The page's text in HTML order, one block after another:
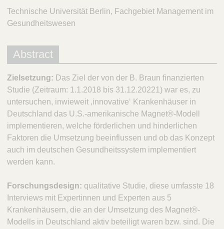
Technische Universität Berlin, Fachgebiet Management im
Gesundheitswesen
Abstract
Zielsetzung: Das Ziel der von der B. Braun finanzierten
Studie (Zeitraum: 1.1.2018 bis 31.12.20221) war es, zu
untersuchen, inwieweit ‚innovative‘ Krankenhäuser in
Deutschland das U.S.-amerikanische Magnet®-Modell
implementieren, welche förderlichen und hinderlichen
Faktoren die Umsetzung beeinflussen und ob das Konzept
auch im deutschen Gesundheitssystem implementiert
werden kann.
Forschungsdesign: qualitative Studie, diese umfasste 18
Interviews mit Expertinnen und Experten aus 5
Krankenhäusern, die an der Umsetzung des Magnet®-
Modells in Deutschland aktiv beteiligt waren bzw. sind. Die